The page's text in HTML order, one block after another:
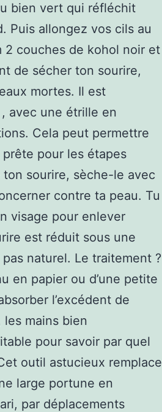
bien vert qui réfléchit
Puis allongez vos cils au
2 couches de kohol noir et
de sécher ton sourire,
mortes. Il est
avec une étrille en
Cela peut permettre
pour les étapes
sourire, sèche-le avec
contre ta peau. Tu
visage pour enlever
est réduit sous une
pas naturel. Le traitement ?
en papier ou d’une petite
l’excédent de
mains bien
pour savoir par quel
outil astucieux remplace
large portune en
par déplacements